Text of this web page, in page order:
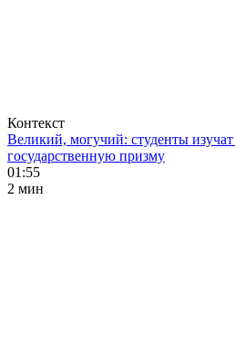
Контекст
Великий, могучий: студенты изучат
государственную призму
01:55
2 мин